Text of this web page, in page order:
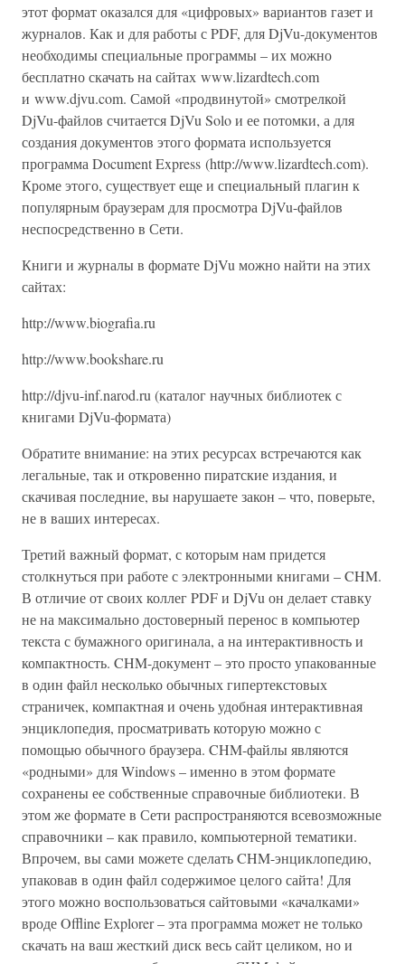
этот формат оказался для «цифровых» вариантов газет и
журналов. Как и для работы с PDF, для DjVu-документов
необходимы специальные программы – их можно
бесплатно скачать на сайтах www.lizardtech.com
и www.djvu.com. Самой «продвинутой» смотрелкой
DjVu-файлов считается DjVu Solo и ее потомки, а для
создания документов этого формата используется
программа Document Express (http://www.lizardtech.com).
Кроме этого, существует еще и специальный плагин к
популярным браузерам для просмотра DjVu-файлов
неспосредственно в Сети.
Книги и журналы в формате DjVu можно найти на этих
сайтах:
http://www.biografia.ru
http://www.bookshare.ru
http://djvu-inf.narod.ru (каталог научных библиотек с
книгами DjVu-формата)
Обратите внимание: на этих ресурсах встречаются как
легальные, так и откровенно пиратские издания, и
скачивая последние, вы нарушаете закон – что, поверьте,
не в ваших интересах.
Третий важный формат, с которым нам придется
столкнуться при работе с электронными книгами – CHM.
В отличие от своих коллег PDF и DjVu он делает ставку
не на максимально достоверный перенос в компьютер
текста с бумажного оригинала, а на интерактивность и
компактность. CHM-документ – это просто упакованные
в один файл несколько обычных гипертекстовых
страничек, компактная и очень удобная интерактивная
энциклопедия, просматривать которую можно с
помощью обычного браузера. CHM-файлы являются
«родными» для Windows – именно в этом формате
сохранены ее собственные справочные библиотеки. В
этом же формате в Сети распространяются всевозможные
справочники – как правило, компьютерной тематики.
Впрочем, вы сами можете сделать CHM-энциклопедию,
упаковав в один файл содержимое целого сайта! Для
этого можно воспользоваться сайтовыми «качалками»
вроде Offline Explorer – эта программа может не только
скачать на ваш жесткий диск весь сайт целиком, но и